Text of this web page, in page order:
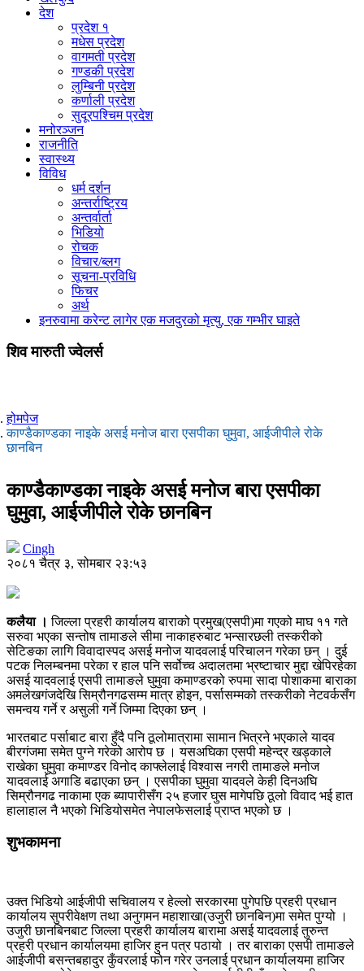
देश
प्रदेश १
मधेस प्रदेश
वागमती प्रदेश
गण्डकी प्रदेश
लुम्बिनी प्रदेश
कर्णाली प्रदेश
सुदूरपश्चिम प्रदेश
मनोरञ्जन
राजनीति
स्वास्थ्य
विविध
धर्म दर्शन
अन्तर्राष्ट्रिय
अन्तर्वार्ता
भिडियो
रोचक
विचार/ब्लग
सूचना-प्रविधि
फिचर
अर्थ
इनरुवामा करेन्ट लागेर एक मजदुरको मृत्यु, एक गम्भीर घाइते
शिव मारुती ज्वेलर्स
होमपेज
काण्डैकाण्डका नाइके असई मनोज बारा एसपीका घुमुवा, आईजीपीले रोके
छानबिन
काण्डैकाण्डका नाइके असई मनोज बारा एसपीका
घुमुवा, आईजीपीले रोके छानबिन
Cingh
२०८१ चैत्र ३, सोमबार २३:५३
कलैया । जिल्ला प्रहरी कार्यालय बाराको प्रमुख(एसपी)मा गएको माघ ११ गते
सरुवा भएका सन्तोष तामाङले सीमा नाकाहरुबाट भन्सारछली तस्करीको
सेटिङका लागि विवादास्पद असई मनोज यादवलाई परिचालन गरेका छन् । दुई
पटक निलम्बनमा परेका र हाल पनि सर्वोच्च अदालतमा भ्रष्टाचार मुद्दा खेपिरहेका
असई यादवलाई एसपी तामाङले घुमुवा कमाण्डरको रुपमा सादा पोशाकमा बाराका
अमलेखगंजदेखि सिम्रौनगढसम्म मात्र होइन, पर्सासम्मको तस्करीको नेटवर्कसँग
समन्वय गर्ने र असुली गर्ने जिम्मा दिएका छन् ।
भारतबाट पर्साबाट बारा हुँदै पनि ठूलोमात्रामा सामान भित्रने भएकाले यादव
बीरगंजमा समेत पुग्ने गरेको आरोप छ । यसअघिका एसपी महेन्द्र खड्काले
राखेका घुमुवा कमाण्डर विनोद काफ्लेलाई विश्वास नगरी तामाङले मनोज
यादवलाई अगाडि बढाएका छन् । एसपीका घुमुवा यादवले केही दिनअघि
सिम्रौनगढ नाकामा एक ब्यापारीसँग २५ हजार घुस मागेपछि ठूलो विवाद भई हात
हालाहाल नै भएको भिडियोसमेत नेपालफेसलाई प्राप्त भएको छ ।
शुभकामना
उक्त भिडियो आईजीपी सचिवालय र हेल्लो सरकारमा पुगेपछि प्रहरी प्रधान
कार्यालय सुपरीवेक्षण तथा अनुगमन महाशाखा(उजुरी छानबिन)मा समेत पुग्यो ।
उजुरी छानबिनबाट जिल्ला प्रहरी कार्यालय बारामा असई यादवलाई तुरुन्त
प्रहरी प्रधान कार्यालयमा हाजिर हुन पत्र पठायो । तर बाराका एसपी तामाङले
आईजीपी बसन्तबहादुर कुँवरलाई फोन गरेर उनलाई प्रधान कार्यालयमा हाजिर